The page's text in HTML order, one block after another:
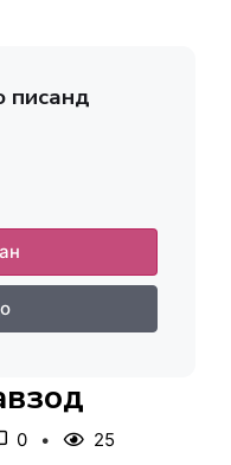
0 25